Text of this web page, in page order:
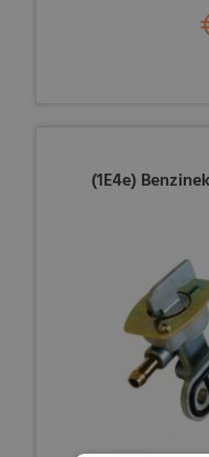
(1E4e)